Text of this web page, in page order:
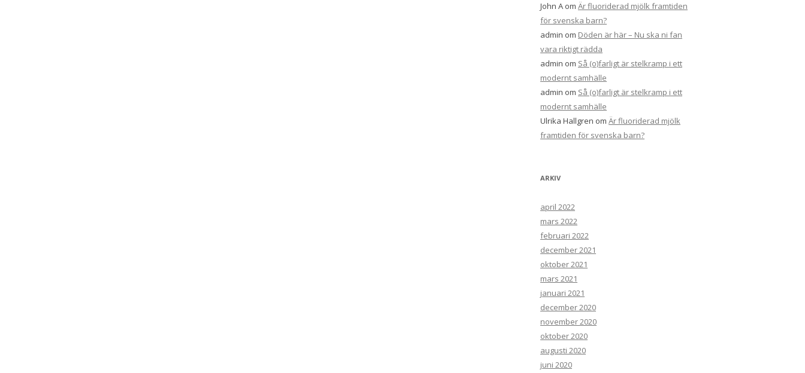
John A om Är fluoriderad mjölk framtiden
för svenska barn?
admin om Döden är här – Nu ska ni fan
vara riktigt rädda
admin om Så (o)farligt är stelkramp i ett
modernt samhälle
admin om Så (o)farligt är stelkramp i ett
modernt samhälle
Ulrika Hallgren om Är fluoriderad mjölk
framtiden för svenska barn?
ARKIV
april 2022
mars 2022
februari 2022
december 2021
oktober 2021
mars 2021
januari 2021
december 2020
november 2020
oktober 2020
augusti 2020
juni 2020